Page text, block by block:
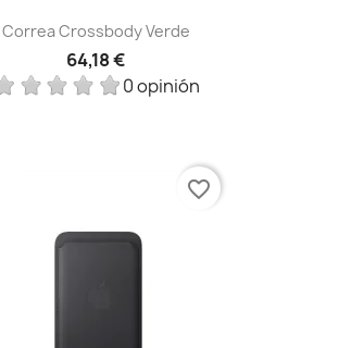
Correa Crossbody Verde
64,18 €
0 opinión
favorite_border